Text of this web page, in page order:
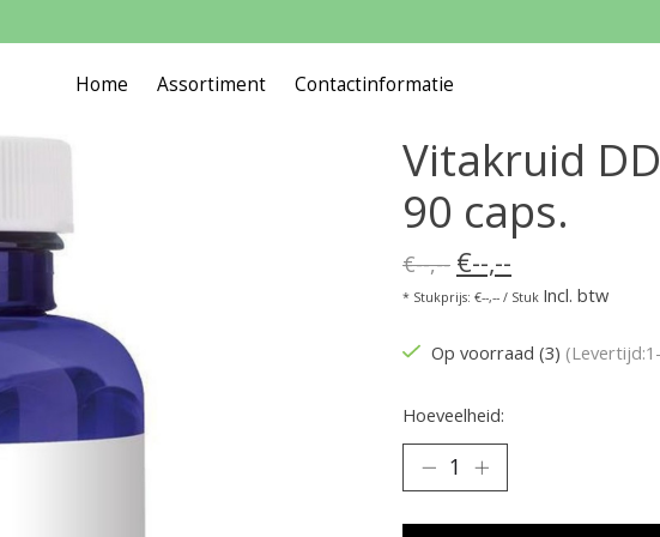
Home Assortiment Contactinformatie
Vitakruid
90 caps.
€--,-- €--,--
* Stukprijs: €--,-- / Stuk Incl. btw
Op voorraad (3)
Hoeveelheid: